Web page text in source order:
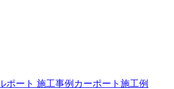
カーポート施工例